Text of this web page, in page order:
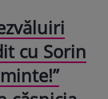
cu Sorin